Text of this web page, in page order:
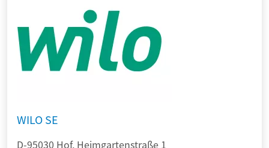
WILO SE
D-95030 Hof, Heimgartenstraße 1